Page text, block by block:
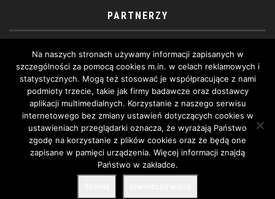
PARTNERZY
Horse Equipment
Siodlarnia
Szkoła jeździectwa
WhatToDo
Yard Equites
Cztery Kopyta
Na naszych stronach używamy informacji zapisanych w
szczególności za pomocą cookies m.in. w celach reklamowych i
statystycznych. Mogą też stosować je współpracujące z nami
podmioty trzecie, takie jak firmy badawcze oraz dostawcy
aplikacji multimedialnych. Korzystanie z naszego serwisu
internetowego bez zmiany ustawień dotyczących cookies w
ustawieniach przeglądarki oznacza, że wyrażają Państwo
zgodę na korzystanie z plików cookies oraz że będą one
zapisane w pamięci urządzenia. Więcej informacji znajdą
Państwo w zakładce.